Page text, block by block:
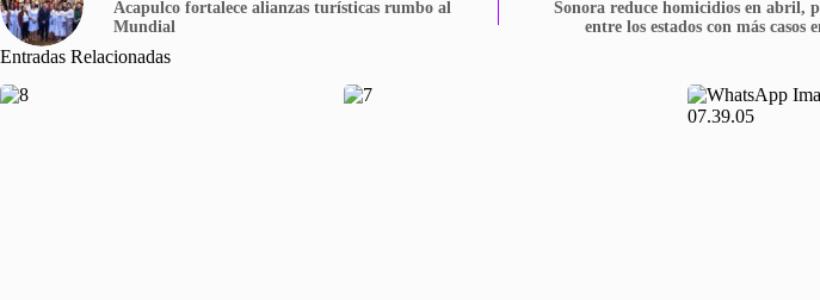
Acapulco fortalece alianzas turísticas rumbo al
Mundial
Sonora reduce homicidios en abril,
entre los estados con más casos
Entradas Relacionadas